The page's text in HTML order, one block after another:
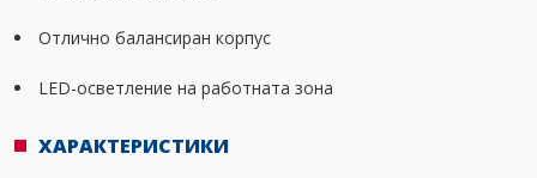
Отлично балансиран корпус
LED-осветление на работната зона
ХАРАКТЕРИСТИКИ